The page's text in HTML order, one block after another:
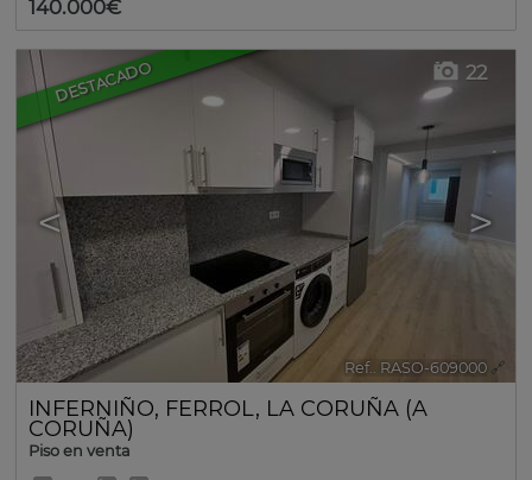
140.000€
DESTACADO
< >
22
Ref.. RASO-609000 🔗
INFERNIÑO, FERROL , LA CORUÑA (A
CORUÑA)
Piso en venta